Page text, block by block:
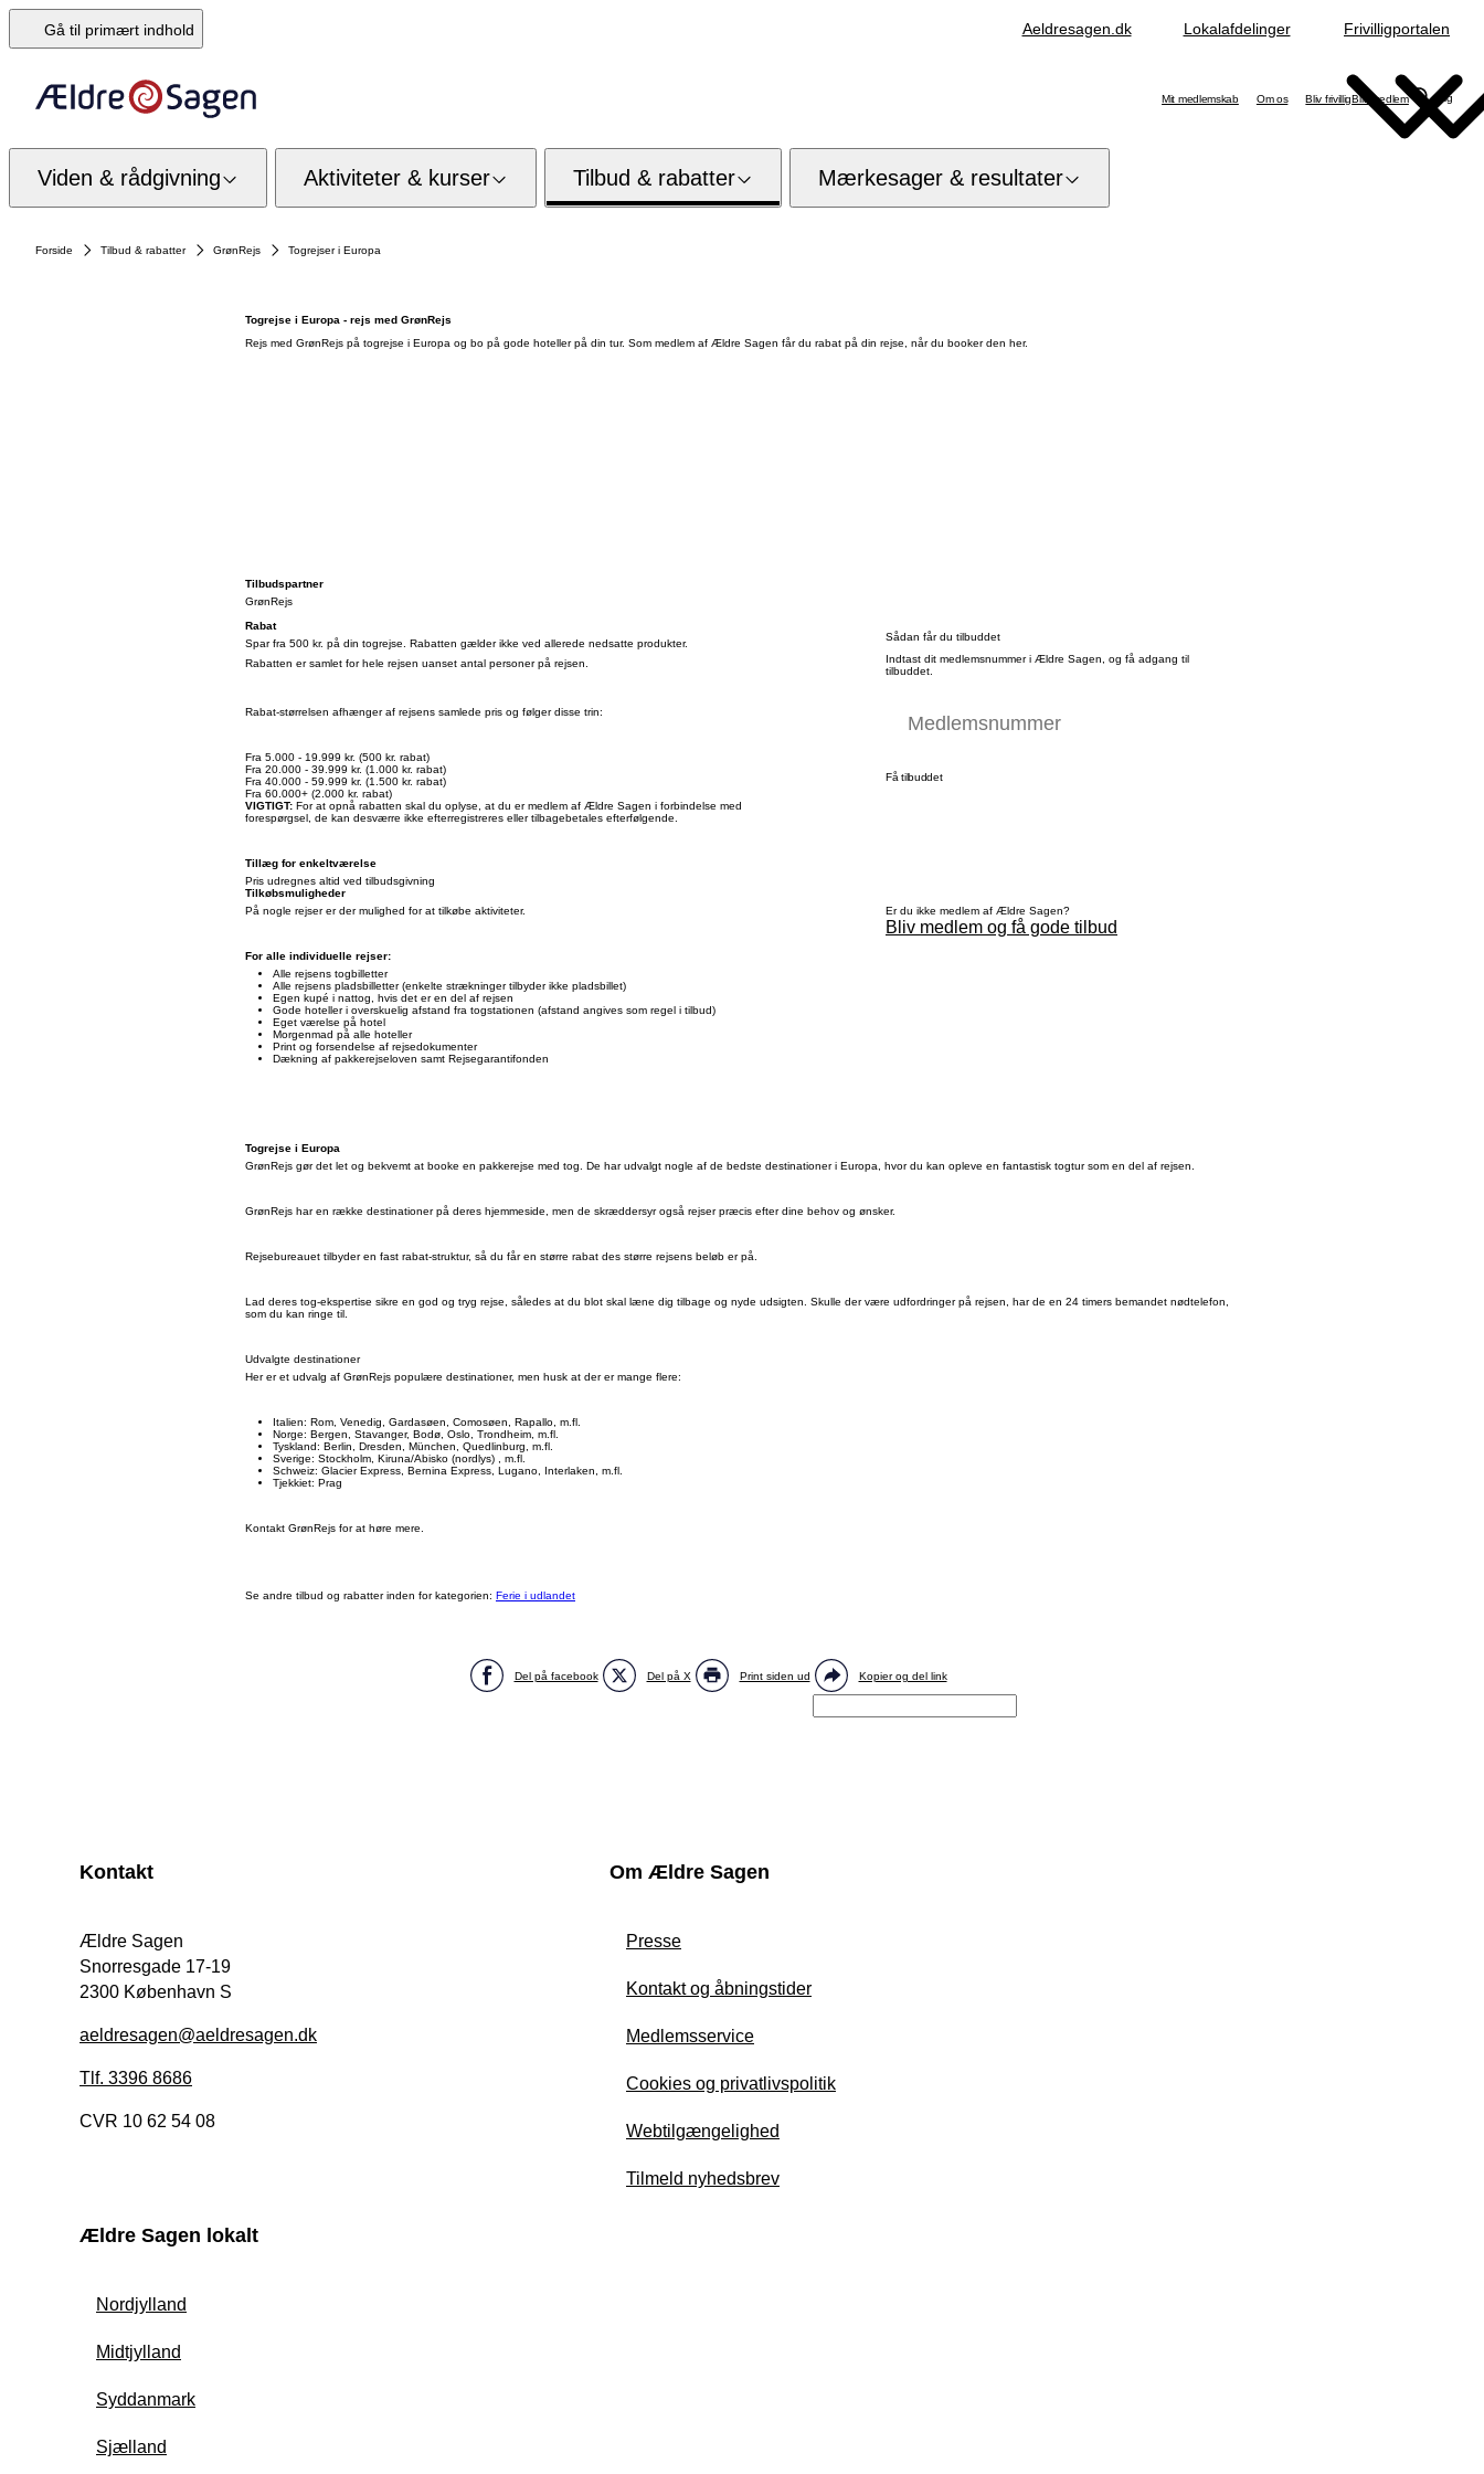
Gå til primært indhold Aeldresagen.dk Lokalafdelinger Frivilligportalen
Mit medlemskab Om os Bliv frivilligBliv medlem Søg
Viden & rådgivning Aktiviteter & kurser Tilbud & rabatter Mærkesager & resultater
Forside Tilbud & rabatter GrønRejs Togrejser i Europa
Togrejse i Europa - rejs med GrønRejs
Rejs med GrønRejs på togrejse i Europa og bo på gode hoteller på din tur. Som medlem af Ældre Sagen får du rabat på din rejse, når du booker den her.
Tilbudspartner
GrønRejs
Rabat
Spar fra 500 kr. på din togrejse. Rabatten gælder ikke ved allerede nedsatte produkter.
Rabatten er samlet for hele rejsen uanset antal personer på rejsen.
Rabat-størrelsen afhænger af rejsens samlede pris og følger disse trin:
Fra 5.000 - 19.999 kr. (500 kr. rabat)
Fra 20.000 - 39.999 kr. (1.000 kr. rabat)
Fra 40.000 - 59.999 kr. (1.500 kr. rabat)
Fra 60.000+ (2.000 kr. rabat)
VIGTIGT: For at opnå rabatten skal du oplyse, at du er medlem af Ældre Sagen i forbindelse med
forespørgsel, de kan desværre ikke efterregistreres eller tilbagebetales efterfølgende.
Tillæg for enkeltværelse
Pris udregnes altid ved tilbudsgivning
Tilkøbsmuligheder
På nogle rejser er der mulighed for at tilkøbe aktiviteter.
For alle individuelle rejser:
Alle rejsens togbilletter
Alle rejsens pladsbilletter (enkelte strækninger tilbyder ikke pladsbillet)
Egen kupé i nattog, hvis det er en del af rejsen
Gode hoteller i overskuelig afstand fra togstationen (afstand angives som regel i tilbud)
Eget værelse på hotel
Morgenmad på alle hoteller
Print og forsendelse af rejsedokumenter
Dækning af pakkerejseloven samt Rejsegarantifonden
Togrejse i Europa
GrønRejs gør det let og bekvemt at booke en pakkerejse med tog. De har udvalgt nogle af de bedste destinationer i Europa, hvor du kan opleve en fantastisk togtur som en del af rejsen.
GrønRejs har en række destinationer på deres hjemmeside, men de skræddersyr også rejser præcis efter dine behov og ønsker.
Rejsebureauet tilbyder en fast rabat-struktur, så du får en større rabat des større rejsens beløb er på.
Lad deres tog-ekspertise sikre en god og tryg rejse, således at du blot skal læne dig tilbage og nyde udsigten. Skulle der være udfordringer på rejsen, har de en 24 timers bemandet nødtelefon,
som du kan ringe til.
Udvalgte destinationer
Her er et udvalg af GrønRejs populære destinationer, men husk at der er mange flere:
Italien: Rom, Venedig, Gardasøen, Comosøen, Rapallo, m.fl.
Norge: Bergen, Stavanger, Bodø, Oslo, Trondheim, m.fl.
Tyskland: Berlin, Dresden, München, Quedlinburg, m.fl.
Sverige: Stockholm, Kiruna/Abisko (nordlys) , m.fl.
Schweiz: Glacier Express, Bernina Express, Lugano, Interlaken, m.fl.
Tjekkiet: Prag
Kontakt GrønRejs for at høre mere.
Sådan får du tilbuddet
Indtast dit medlemsnummer i Ældre Sagen, og få adgang til
tilbuddet.
Få tilbuddet
Er du ikke medlem af Ældre Sagen?
Bliv medlem og få gode tilbud
Se andre tilbud og rabatter inden for kategorien: Ferie i udlandet
Del på facebook Del på X Print siden ud Kopier og del link
Kontakt
Ældre Sagen
Snorresgade 17-19
2300 København S
aeldresagen@aeldresagen.dk
Tlf. 3396 8686
CVR 10 62 54 08
Om Ældre Sagen
Presse
Kontakt og åbningstider
Medlemsservice
Cookies og privatlivspolitik
Webtilgængelighed
Tilmeld nyhedsbrev
Ældre Sagen lokalt
Nordjylland
Midtjylland
Syddanmark
Sjælland